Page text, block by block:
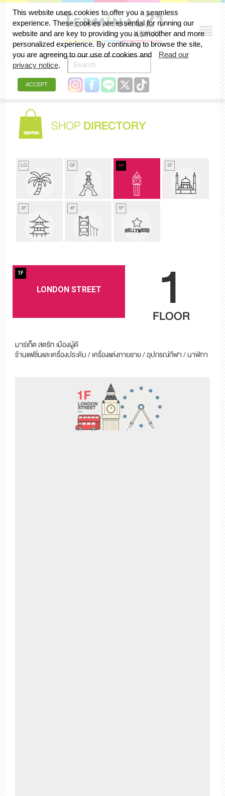
SHOPDIRECTORY
LG GF 1F 2F
3F 4F 5F
1F
LONDON STREET 1
FLOOR
มาร์เก็ต สตรีท เมืองผู้ดี
ร้านแฟชั่นและเครื่องประดับ / เครื่องแต่งกายชาย / อุปกรณ์กีฬา / นาฬิกา
This website uses cookies to offer you a seamless
experience. These cookies are essential for running our
website and are key to providing you a smoother and more
personalized experience. By continuing to browse the site,
you are agreeing to our use of cookies and
Read our
privacy notice.
ACCEPT